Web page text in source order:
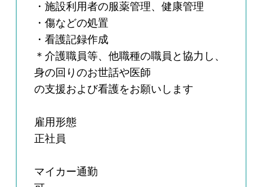
・施設利用者の服薬管理、健康管理
・傷などの処置
・看護記録作成
＊介護職員等、他職種の職員と協力し、
身の回りのお世話や医師
の支援および看護をお願いします
雇用形態
正社員
マイカー通勤